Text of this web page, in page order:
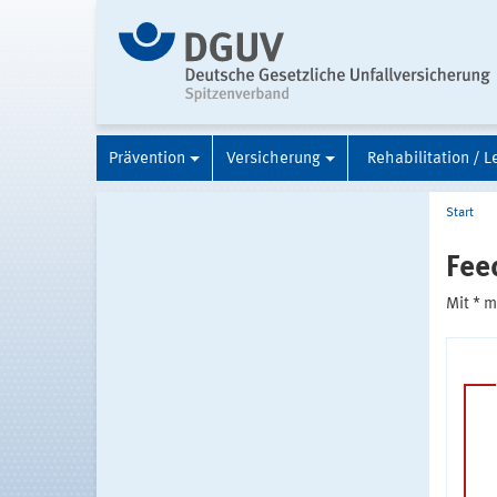
Prävention Versicherung Rehabilitation /
Start
Mit *